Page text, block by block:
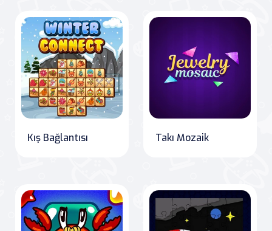
Kış Bağlantısı Takı Mozaik